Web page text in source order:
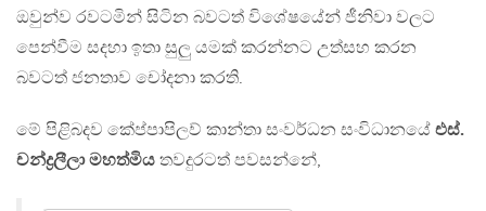
ඔවුන්ව රවටමින් සිටින බවටත් විශේෂයේන් ජීනිවා වලට
පෙන්වීම සදහා ඉතා සුලු යමක් කරන්නට උත්සහ කරන
බවටත් ජනතාව චෝදනා කරති.
මේ පිළිබදව කේප්පාපිලව් කාන්තා සංවර්ධන සංවිධානයේ එස්.
චන්ද්‍රලීලා මහත්මිය තවදුරටත් පවසන්නේ,